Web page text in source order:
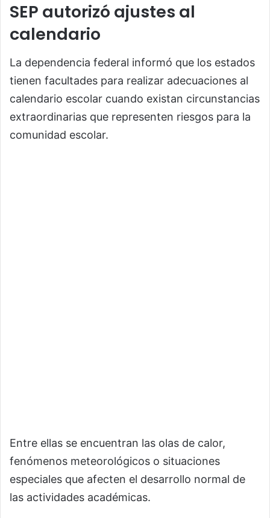
SEP autorizó ajustes al
calendario
La dependencia federal informó que los estados
tienen facultades para realizar adecuaciones al
calendario escolar cuando existan circunstancias
extraordinarias que representen riesgos para la
comunidad escolar.
Entre ellas se encuentran las olas de calor,
fenómenos meteorológicos o situaciones
especiales que afecten el desarrollo normal de
las actividades académicas.